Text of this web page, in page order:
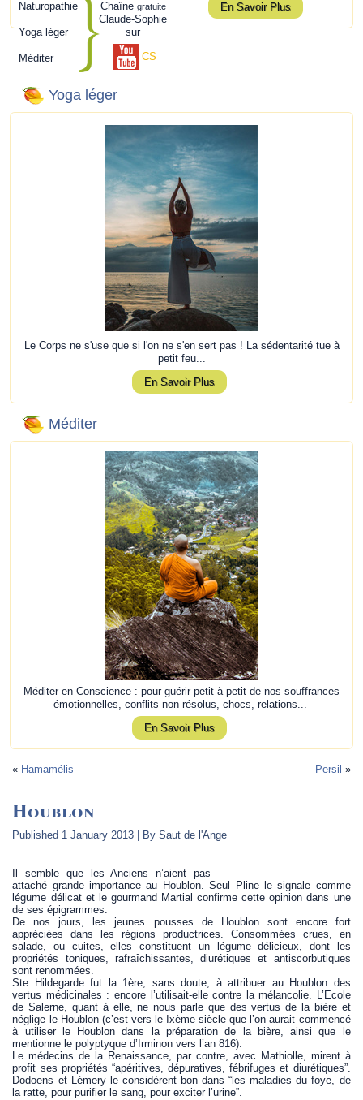
Naturopathie
Yoga léger
Méditer
Chaîne gratuite
Claude-Sophie
sur
CS
En Savoir Plus
Yoga léger
Le Corps ne s'use que si l'on ne s'en sert pas ! La sédentarité tue à
petit feu...
En Savoir Plus
Méditer
Méditer en Conscience : pour guérir petit à petit de nos souffrances
émotionnelles, conflits non résolus, chocs, relations...
En Savoir Plus
« Hamamélis Persil »
Houblon
Published 1 January 2013 By Saut de l'Ange
Il semble que les Anciens n’aient pas
attaché grande importance au Houblon. Seul Pline le signale comme
légume délicat et le gourmand Martial confirme cette opinion dans une
de ses épigrammes.
De nos jours, les jeunes pousses de Houblon sont encore fort
appréciées dans les régions productrices. Consommées crues, en
salade, ou cuites, elles constituent un légume délicieux, dont les
propriétés toniques, rafraîchissantes, diurétiques et antiscorbutiques
sont renommées.
Ste Hildegarde fut la 1ère, sans doute, à attribuer au Houblon des
vertus médicinales : encore l’utilisait-elle contre la mélancolie. L’Ecole
de Salerne, quant à elle, ne nous parle que des vertus de la bière et
néglige le Houblon (c’est vers le Ixème siècle que l’on aurait commencé
à utiliser le Houblon dans la préparation de la bière, ainsi que le
mentionne le polyptyque d’Irminon vers l’an 816).
Le médecins de la Renaissance, par contre, avec Mathiolle, mirent à
profit ses propriétés “apéritives, dépuratives, fébrifuges et diurétiques”.
Dodoens et Lémery le considèrent bon dans “les maladies du foye, de
la ratte, pour purifier le sang, pour exciter l’urine”.